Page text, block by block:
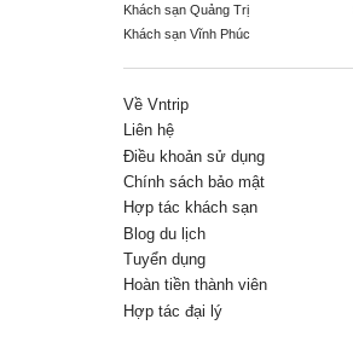
Khách sạn Quảng Trị
Khách sạn Vĩnh Phúc
Về Vntrip
Liên hệ
Điều khoản sử dụng
Chính sách bảo mật
Hợp tác khách sạn
Blog du lịch
Tuyển dụng
Hoàn tiền thành viên
Hợp tác đại lý